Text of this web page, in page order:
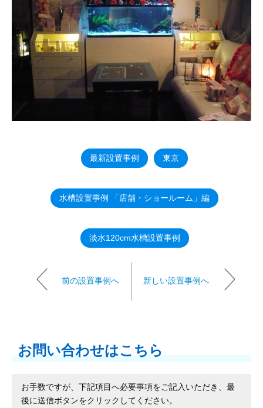
最新設置事例 東京
水槽設置事例 「店舗・ショールーム」編
淡水120cm水槽設置事例
前の設置事例へ 新しい設置事例へ
お問い合わせはこちら
お手数ですが、下記項目へ必要事項をご記入いただき、最
後に送信ボタンをクリックしてください。